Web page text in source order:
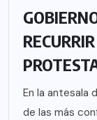
En la antesala
de las más